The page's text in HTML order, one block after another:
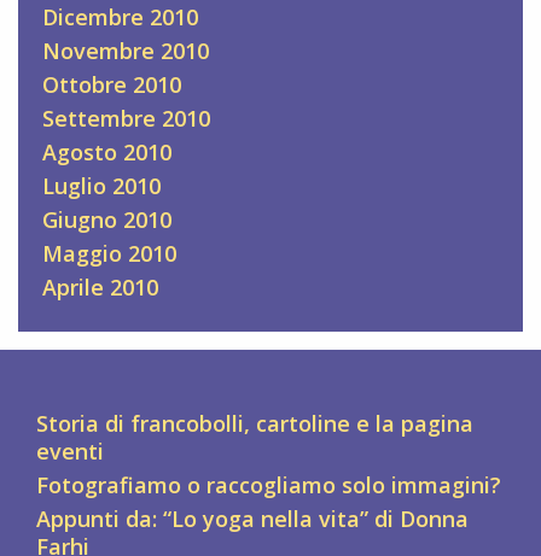
Dicembre 2010
Novembre 2010
Ottobre 2010
Settembre 2010
Agosto 2010
Luglio 2010
Giugno 2010
Maggio 2010
Aprile 2010
Storia di francobolli, cartoline e la pagina
eventi
Fotografiamo o raccogliamo solo immagini?
Appunti da: “Lo yoga nella vita” di Donna
Farhi